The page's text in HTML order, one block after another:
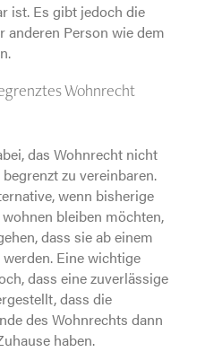
ist. Es gibt jedoch die
anderen Person wie dem
Wohnrecht
das Wohnrecht nicht
zu vereinbaren.
wenn bisherige
bleiben möchten,
dass sie ab einem
Eine wichtige
dass eine zuverlässige
dass die
des Wohnrechts dann
haben.